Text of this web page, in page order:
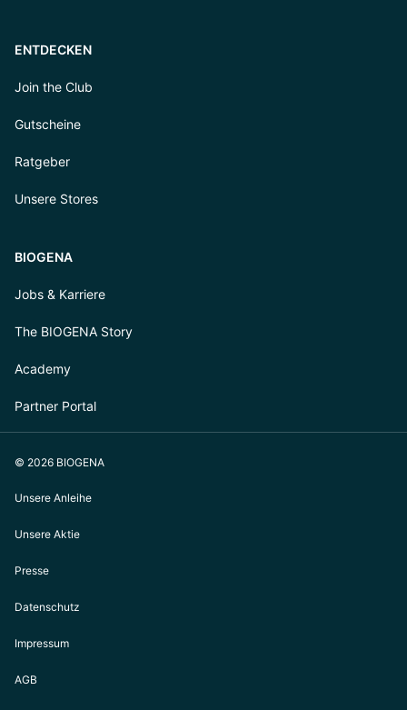
ENTDECKEN
Join the Club
Gutscheine
Ratgeber
Unsere Stores
BIOGENA
Jobs & Karriere
The BIOGENA Story
Academy
Partner Portal
© 2026 BIOGENA
Unsere Anleihe
Unsere Aktie
Presse
Datenschutz
Impressum
AGB